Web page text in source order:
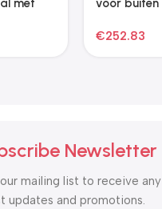
met sisal krabpalen
Newsletter
mailing list to receive any
updates and promotions.